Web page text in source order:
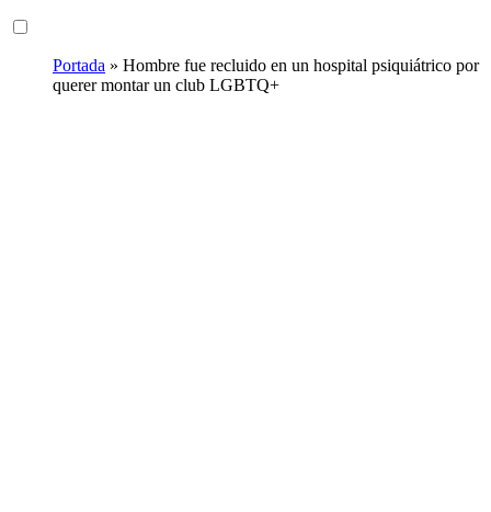
Portada » Hombre fue recluido en un hospital psiquiátrico por
querer montar un club LGBTQ+